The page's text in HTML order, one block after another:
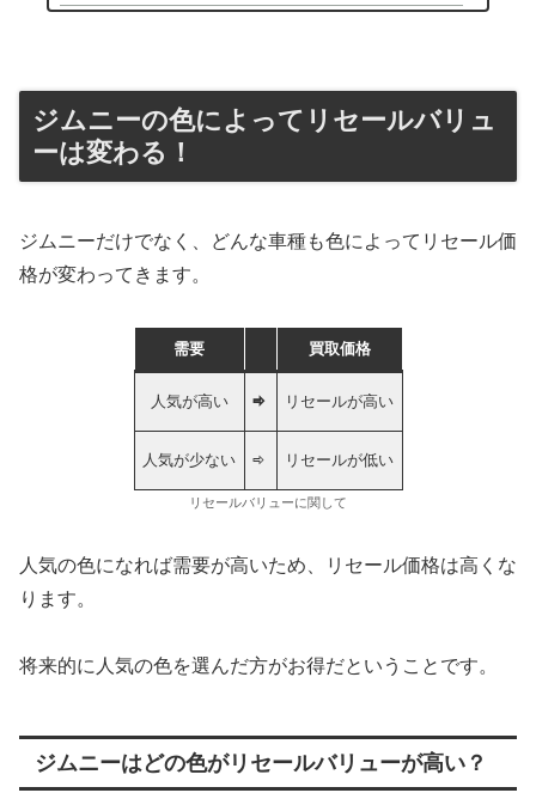
ジムニーの色によってリセールバリュ
ーは変わる！
ジムニーだけでなく、どんな車種も色によってリセール価
格が変わってきます。
需要 買取価格
人気が高い ⇨ リセールが高い
人気が少ない ⇨ リセールが低い
リセールバリューに関して
人気の色になれば需要が高いため、リセール価格は高くな
ります。
将来的に人気の色を選んだ方がお得だということです。
ジムニーはどの色がリセールバリューが高い？